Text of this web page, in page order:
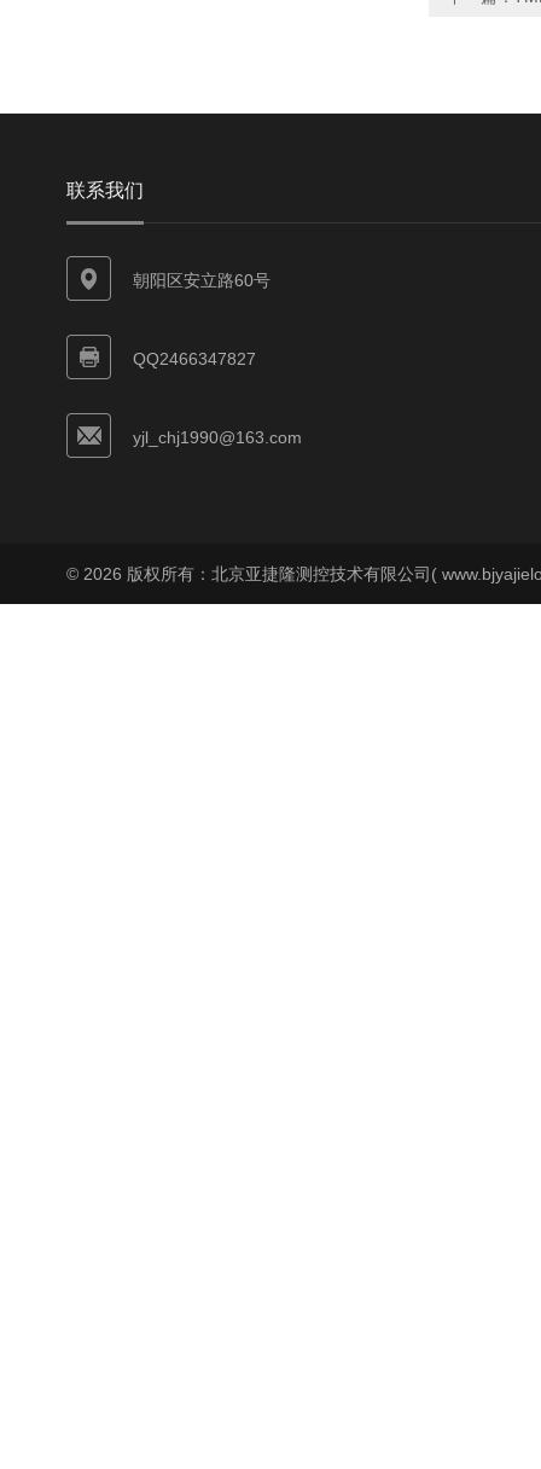
联系我们
朝阳区安立路60号
QQ2466347827
yjl_chj1990@163.com
© 2026 版权所有：北京亚捷隆测控技术有限公司(